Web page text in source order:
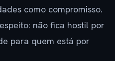
como compromisso.
não fica hostil por
para quem está por